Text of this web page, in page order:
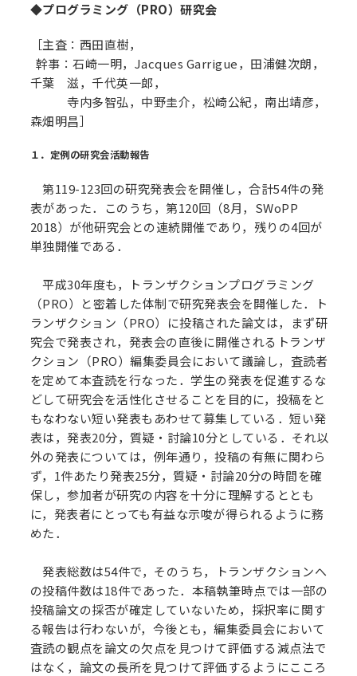
◆プログラミング（PRO）研究会
［主査：西田直樹，
幹事：石崎一明，Jacques Garrigue，田浦健次朗，
千葉 滋，千代英一郎，
寺内多智弘，中野圭介，松崎公紀，南出靖彦，
森畑明昌］
１．定例の研究会活動報告
第119-123回の研究発表会を開催し，合計54件の発
表があった．このうち，第120回（8月，SWoPP
2018）が他研究会との連続開催であり，残りの4回が
単独開催である．
平成30年度も，トランザクションプログラミング
（PRO）と密着した体制で研究発表会を開催した．ト
ランザクション（PRO）に投稿された論文は，まず研
究会で発表され，発表会の直後に開催されるトランザ
クション（PRO）編集委員会において議論し，査読者
を定めて本査読を行なった．学生の発表を促進するな
どして研究会を活性化させることを目的に，投稿をと
もなわない短い発表もあわせて募集している．短い発
表は，発表20分，質疑・討論10分としている．それ以
外の発表については，例年通り，投稿の有無に関わら
ず，1件あたり発表25分，質疑・討論20分の時間を確
保し，参加者が研究の内容を十分に理解するととも
に，発表者にとっても有益な示唆が得られるように務
めた．
発表総数は54件で，そのうち，トランザクションへ
の投稿件数は18件であった．本稿執筆時点では一部の
投稿論文の採否が確定していないため，採択率に関す
る報告は行わないが，今後とも，編集委員会において
査読の観点を論文の欠点を見つけて評価する減点法で
はなく，論文の長所を見つけて評価するようにこころ